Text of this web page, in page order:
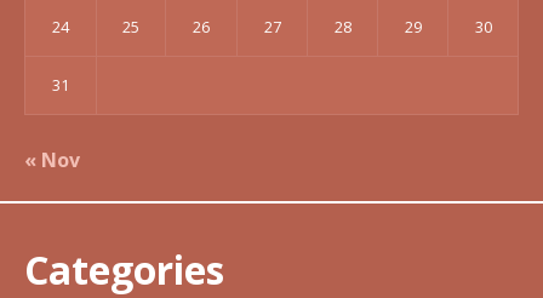
24 25 26 27 28 29 30
31
« Nov
Categories